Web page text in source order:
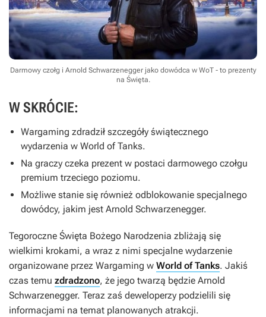
Darmowy czołg i Arnold Schwarzenegger jako dowódca w WoT - to prezenty
na Święta.
W SKRÓCIE:
Wargaming zdradził szczegóły świątecznego
wydarzenia w World of Tanks.
Na graczy czeka prezent w postaci darmowego czołgu
premium trzeciego poziomu.
Możliwe stanie się również odblokowanie specjalnego
dowódcy, jakim jest Arnold Schwarzenegger.
Tegoroczne Święta Bożego Narodzenia zbliżają się
wielkimi krokami, a wraz z nimi specjalne wydarzenie
organizowane przez Wargaming w World of Tanks. Jakiś
czas temu zdradzono, że jego twarzą będzie Arnold
Schwarzenegger. Teraz zaś deweloperzy podzielili się
informacjami na temat planowanych atrakcji.